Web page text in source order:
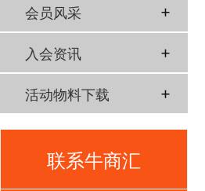
会员风采
入会资讯
活动物料下载
联系牛商汇